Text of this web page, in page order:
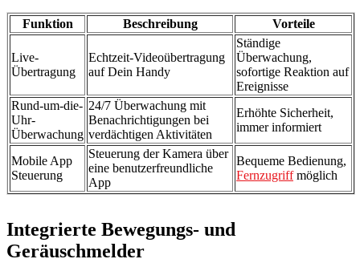
Funktion Beschreibung Vorteile
Live-
Übertragung
Echtzeit-Videoübertragung
auf Dein Handy
Ständige
Überwachung,
sofortige Reaktion auf
Ereignisse
Rund-um-die-
Uhr-
Überwachung
24/7 Überwachung mit
Benachrichtigungen bei
verdächtigen Aktivitäten
Erhöhte Sicherheit,
immer informiert
Mobile App
Steuerung
Steuerung der Kamera über
eine benutzerfreundliche
App
Bequeme Bedienung,
Fernzugriffmöglich
Integrierte Bewegungs- und
Geräuschmelder